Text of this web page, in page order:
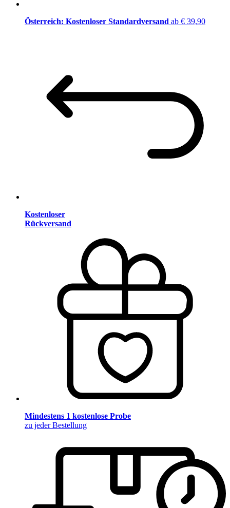
Österreich: Kostenloser Standardversand ab € 39,90
Kostenloser
Rückversand
Mindestens 1 kostenlose Probe
zu jeder Bestellung